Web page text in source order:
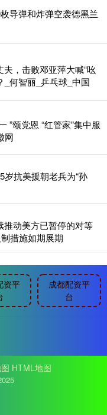
导弹和炸弹空袭德黑兰
，击败邓亚萍大喊“吆
_何智丽_乒乓球_中国
”颂党恩 “红管家”集中服
网
岁抗美援朝老兵为“孙
推动美方已暂停的对等
措施如期展期
资平
成都配资平
台
HTML地图